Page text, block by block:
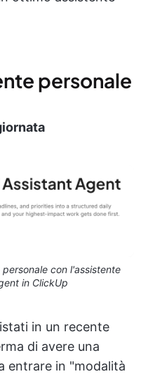
personale
con l'assistente
in ClickUp
in un recente
di avere una
entrare in "modalità